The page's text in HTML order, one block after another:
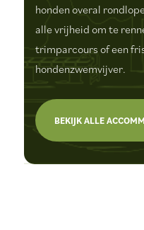
honden overal
alle vrijheid om te
trimparcours of een
hondenzwemvijver.
BEKIJK ALLE